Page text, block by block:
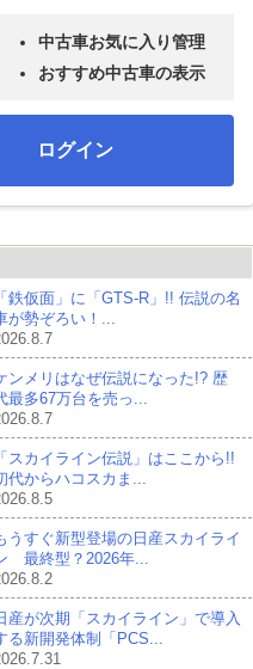
中古車お気に入り管理
おすすめ中古車の表示
ログイン
「鉄仮面」に「GTS-R」!! 伝説の名
が勢ぞろい！...
ンメリはなぜ伝説になった!? 歴
最多67万台を売っ...
「スカイライン伝説」はここから!!
代からハコスカま...
うすぐ新型登場の日産スカイライ
最終型？2026年...
産が次期「スカイライン」で導入
る新開発体制「PCS...